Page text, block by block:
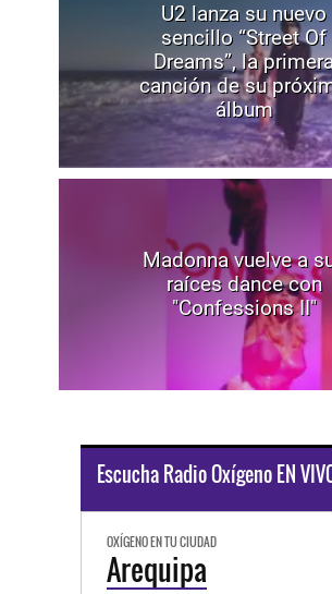
U2 lanza su nuevo
sencillo “Street Of
Dreams”, la
canción de su
álbum
Madonna vuelve a
raíces dance con
"Confessions II"
Escucha Radio Oxígeno EN
OXÍGENO EN TU CIUDAD
Arequipa